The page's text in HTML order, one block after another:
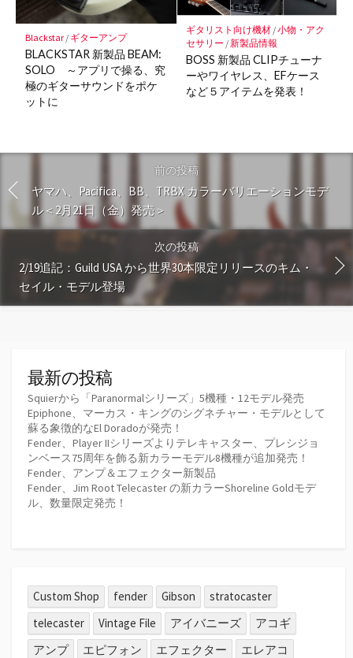
Blackstar/ ギターアンプ
BLACKSTAR 新製品 BEAM:
SOLO ～アプリで操る、究
極のギターサウンドをポケ
ットに
ギタリスト向け機材/小物・アク
セサリー /新製品情報
BOSS 新製品 CLIPチューナ
ーやワイヤレス、EFケース
など５アイテムを発表！
前の投稿
ヤマハ、Pacifica、BB、TRBX カラーバリエーションモデ
ル＜2月21日（金）発売＞
次の投稿
2/19追記：Guild USA から世界30本限定リリースのキム・
セイル・モデル登場
最新の投稿
Squierから「Paranormalシリーズ」5機種・12モデル発売
Epiphone、マーカス・キングのシグネチャー・モデルとして
蘇る象徴的なEl Doradoが発売！
Fender、Player IIシリーズよりテレキャスター、プレシジョ
ンベース75周年を飾る新カラーモデル8機種が追加発売！
Fender、アンプ＆エフェクター新製品
Fender、Jim Root Telecaster の新カラーShoreline Goldモデ
ル、数量限定発売！
Custom Shop fender Gibson
stratocaster
telecaster
Vintage File アイバニーズ
アコギ
アンプ
エピフォン エフェクター
エレアコ